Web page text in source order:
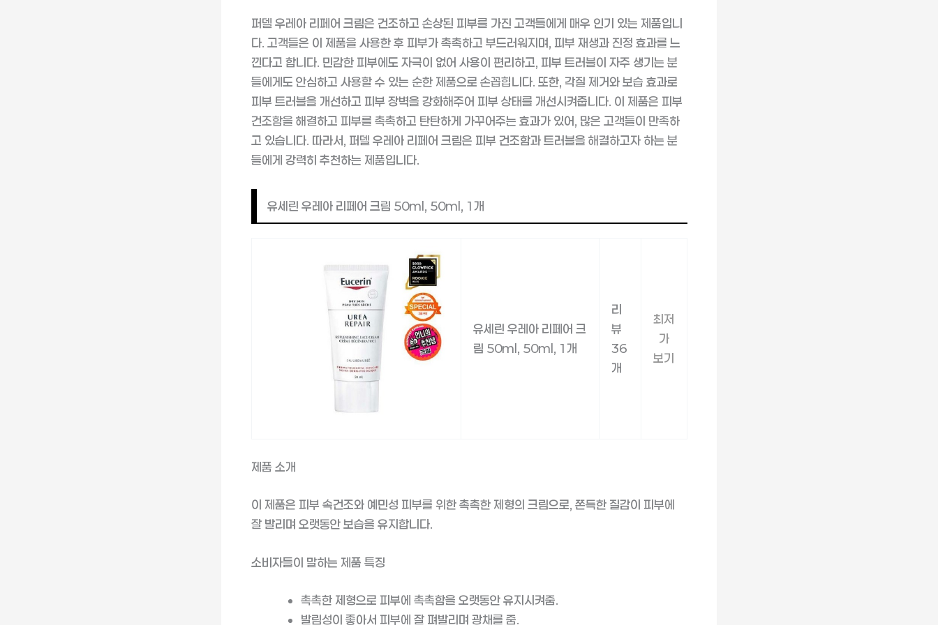
퍼델 우레아 리페어 크림은 건조하고 손상된 피부를 가진 고객들에게 매우 인기 있는 제품입니
다. 고객들은 이 제품을 사용한 후 피부가 촉촉하고 부드러워지며, 피부 재생과 진정 효과를 느
낀다고 합니다. 민감한 피부에도 자극이 없어 사용이 편리하고, 피부 트러블이 자주 생기는 분
들에게도 안심하고 사용할 수 있는 순한 제품으로 손꼽힙니다. 또한, 각질 제거와 보습 효과로
피부 트러블을 개선하고 피부 장벽을 강화해주어 피부 상태를 개선시켜줍니다. 이 제품은 피부
건조함을 해결하고 피부를 촉촉하고 탄탄하게 가꾸어주는 효과가 있어, 많은 고객들이 만족하
고 있습니다. 따라서, 퍼델 우레아 리페어 크림은 피부 건조함과 트러블을 해결하고자 하는 분
들에게 강력히 추천하는 제품입니다.
유세린 우레아 리페어 크림 50ml, 50ml, 1개
유세린 우레아 리페어 크
림 50ml, 50ml, 1개
리
뷰
36
개
최저
가
보기
제품 소개
이 제품은 피부 속건조와 예민성 피부를 위한 촉촉한 제형의 크림으로, 쫀득한 질감이 피부에
잘 발리며 오랫동안 보습을 유지합니다.
소비자들이 말하는 제품 특징
촉촉한 제형으로 피부에 촉촉함을 오랫동안 유지시켜줌.
발림성이 좋아서 피부에 잘 펴발리며 광채를 줌.